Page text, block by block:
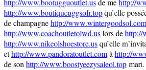
http://www.bootugguoutlet.usde mehttp://
http://www.boutiqueuggsofr.topqu’elle
de champagnehttp://www.wintergoodsol.com
http://www.coachoutletolwd.uslors dehttp://
http://www.nikeolshoestore.usqu’elle
ethttp://www.pandoratoutlet.comà http://
de son http://www.boostyeezysaleol.top mari.